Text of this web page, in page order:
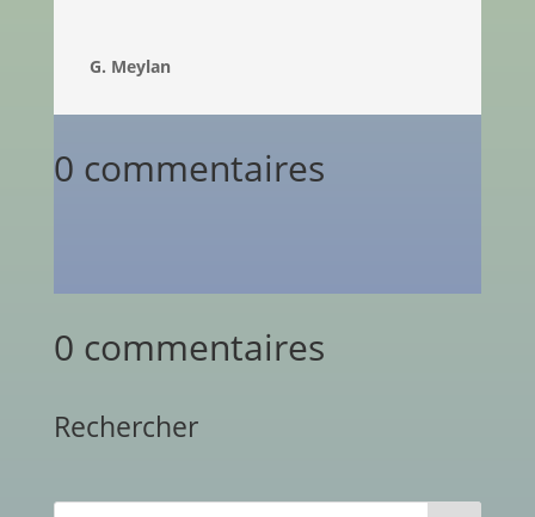
G. Meylan
0 commentaires
0 commentaires
Rechercher